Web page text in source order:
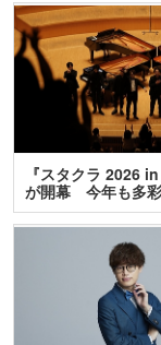
『スタクラ 2026 in
が開幕 今年も多
テ…